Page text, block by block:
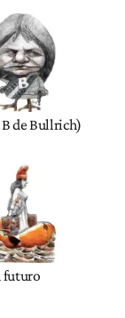
de Bullrich)
futuro